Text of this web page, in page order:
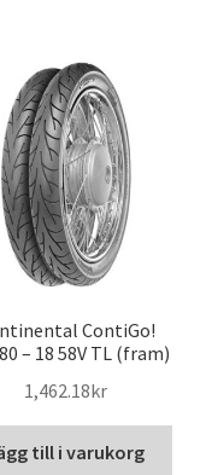
ContiGo!
– 18 58V TL (fram)
1,462.18kr
till i varukorg